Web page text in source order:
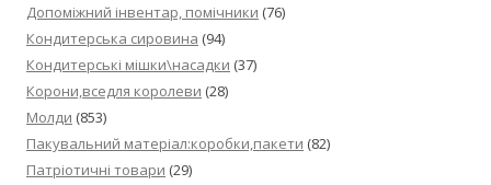
Допоміжний інвентар, помічники (76)
Кондитерська сировина (94)
Кондитерські мішки\насадки (37)
Корони,вседля королеви (28)
Молди (853)
Пакувальний матеріал:коробки,пакети (82)
Патріотичні товари (29)